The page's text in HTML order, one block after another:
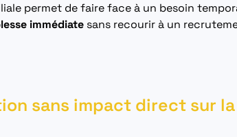
permet de faire face à un besoin
immédiate sans recourir à un
sans impact direct sur